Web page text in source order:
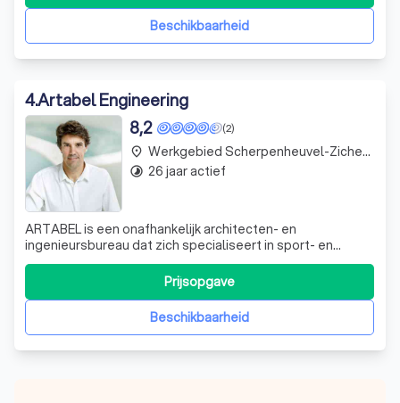
Ons team geniet van een veBeschikbaarheid
4.Artabel Engineering
(2)
8,2
ARTABEL is een onafhankelijk architecten- en
ingenieursbureau dat zich specialiseert in sport- en
recreatieprojecten. Sinds onze oprichting in 1991 hebben
we een vijftigtal zwembadontwerpen gerealiseerd. We
zijn marktleider in zowel publiek-private
samenwerkingsprojecten (PPS) als 'klassieke' zwemba
Beschikbaarheid
Prijsopgave
place Werkgebied Scherpenheuvel-Zichem Testelt
timelapse 26 jaar actief